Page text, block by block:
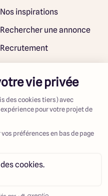
Nos inspirations
Rechercher une annonce
Recrutement
Mentions légales